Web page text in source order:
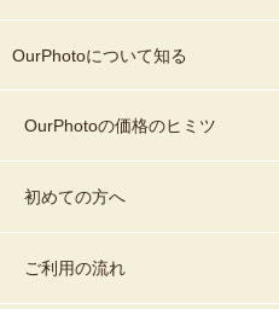
OurPhotoについて知る
OurPhotoの価格のヒミツ
初めての方へ
ご利用の流れ